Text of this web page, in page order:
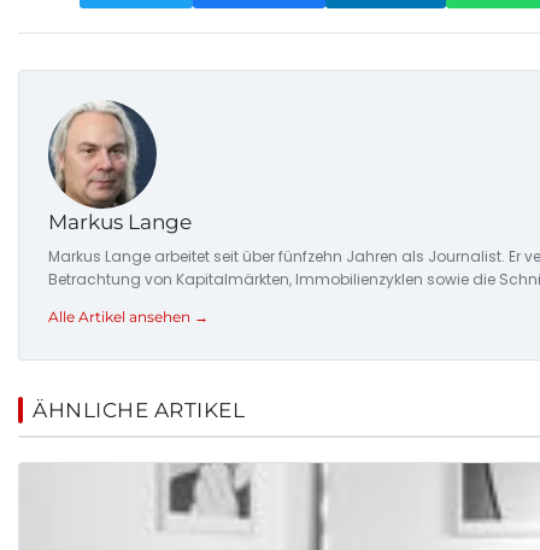
Markus Lange
Markus Lange arbeitet seit über fünfzehn Jahren als Journalist.
Betrachtung von Kapitalmärkten, Immobilienzyklen sowie die
Alle Artikel ansehen →
ÄHNLICHE ARTIKEL